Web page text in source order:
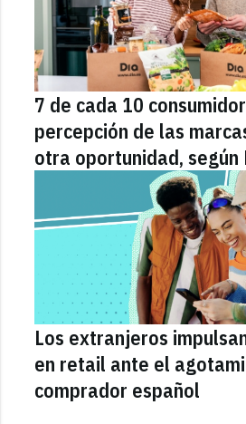
7 de cada 10
percepción de las
otra oportunidad, según
Los extranjeros
en retail ante el
comprador español